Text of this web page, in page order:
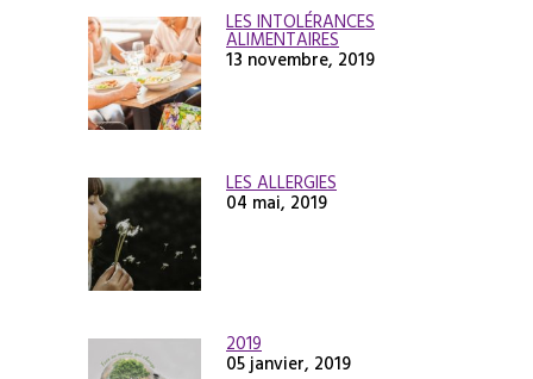
LES INTOLÉRANCES
ALIMENTAIRES
13 novembre, 2019
LES ALLERGIES
04 mai, 2019
2019
05 janvier, 2019